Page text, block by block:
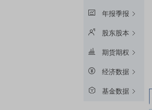
年报季报
股东股本
期货期权
经济数据
基金数据